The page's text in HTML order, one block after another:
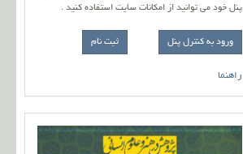
پنل خود می توانید از امکانات سایت استفاده کنید .
ورود به کنترل پنل
راهنما